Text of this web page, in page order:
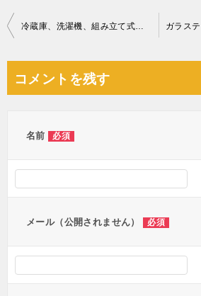
投
ビ
冷蔵庫、洗濯機、組み立て式ポール、一般ごみ等の回収・処分ご依頼
コメントを残す
名前 必須
メール（公開されません） 必須